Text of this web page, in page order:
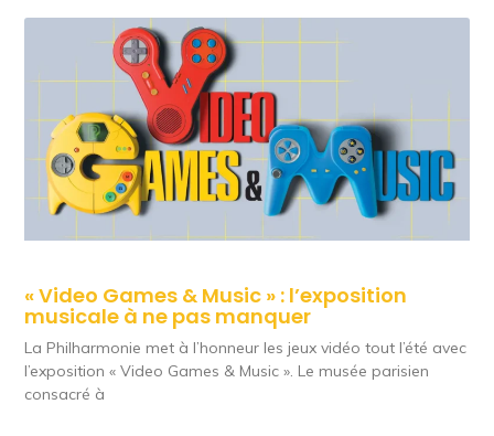
« Video Games & Music » : l’exposition
musicale à ne pas manquer
La Philharmonie met à l’honneur les jeux vidéo tout l’été avec
l’exposition « Video Games & Music ». Le musée parisien
consacré à